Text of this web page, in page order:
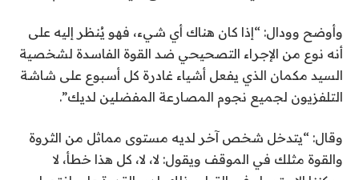
وأوضح وودال: “إذا كان هناك أي شيء، فهو يُنظر إليه على
أنه نوع من الإجراء التصحيحي ضد القوة الفاسدة لشخصية
السيد مكمان الذي يفعل أشياء غادرة كل أسبوع على شاشة
التلفزيون لجميع نجوم المصارعة المفضلين لديك”.
وقال: “يتدخل شخص آخر لديه مستوى مماثل من الثروة
والقوة مثلك في الموقف ويقول: لا، لا، كل هذا خطأ، لا